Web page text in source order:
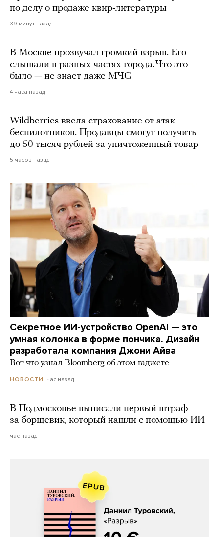
по делу о продаже квир-литературы
39 минут назад
В Москве прозвучал громкий взрыв. Его
слышали в разных частях города. Что это
было — не знает даже МЧС
4 часа назад
Wildberries ввела страхование от атак
беспилотников. Продавцы смогут получить
до 50 тысяч рублей за уничтоженный товар
5 часов назад
Секретное ИИ-устройство OpenAI — это
умная колонка в форме пончика. Дизайн
разработала компания Джони Айва
Вот что узнал Bloomberg об этом гаджете
НОВОСТИ час назад
В Подмосковье выписали первый штраф
за борщевик, который нашли с помощью ИИ
час назад